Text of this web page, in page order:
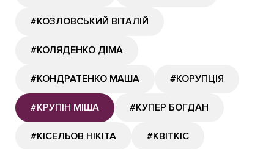
#КОЗЛОВСЬКИЙ ВІТАЛІЙ
#КОЛЯДЕНКО ДІМА
#КОНДРАТЕНКО МАША #КОРУПЦІЯ
#КРУПІН МІША #КУПЕР БОГДАН
#КІСЕЛЬОВ НІКІТА #КВІТКІС